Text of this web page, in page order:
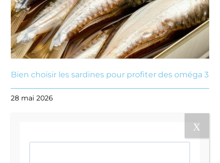
Bien choisir les sardines pour profiter des oméga 3
28 mai 2026